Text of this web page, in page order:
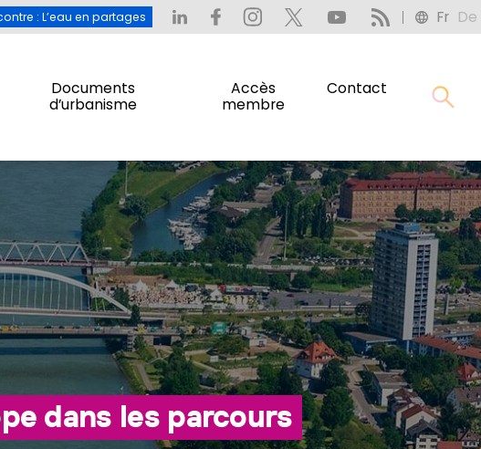
Documents
d’urbanisme
Accès
membre
Contact
: L’eau en partages Fr De
rencontre : L’eau en partages Fr De
dans les parcours